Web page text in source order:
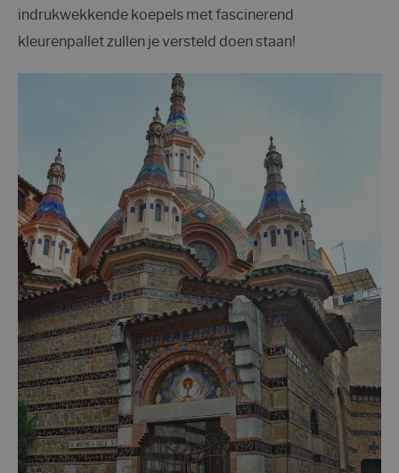
indrukwekkende koepels met fascinerend
kleurenpallet zullen je versteld doen staan!